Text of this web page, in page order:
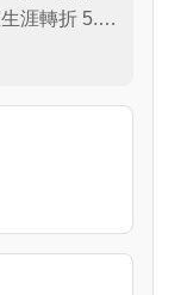
涯轉折 5.裝